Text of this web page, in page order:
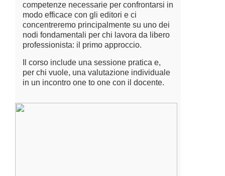
competenze necessarie per confrontarsi in
modo efficace con gli editori e ci
concentreremo principalmente su uno dei
nodi fondamentali per chi lavora da libero
professionista: il primo approccio.
Il corso include una sessione pratica e,
per chi vuole, una valutazione individuale
in un incontro one to one con il docente.